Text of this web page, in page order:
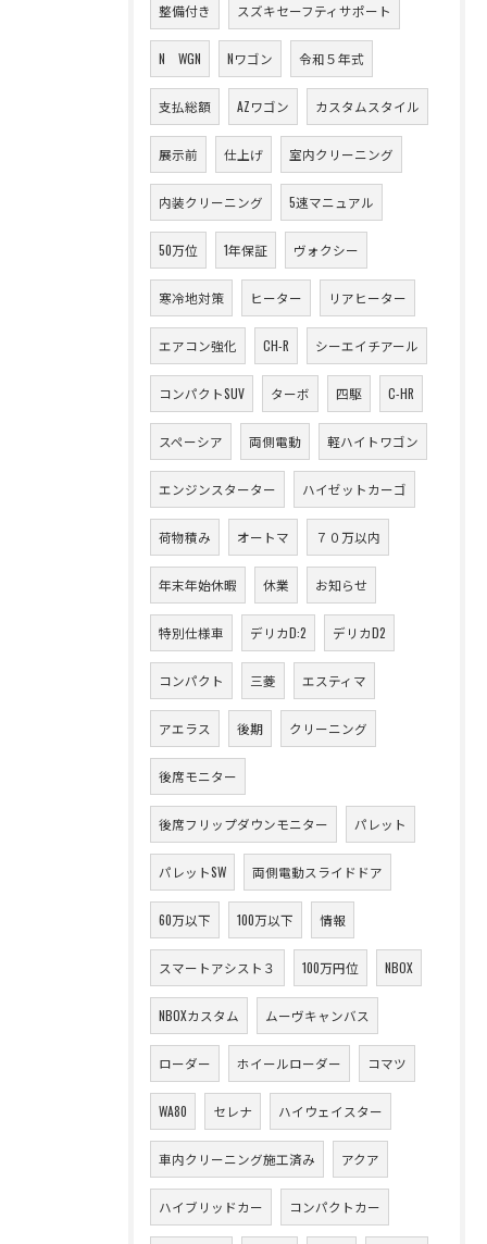
整備付き スズキセーフティサポート
N WGN Nワゴン 令和５年式
支払総額 AZワゴン カスタムスタイル
展示前 仕上げ 室内クリーニング
内装クリーニング 5速マニュアル
50万位 1年保証 ヴォクシー
寒冷地対策 ヒーター リアヒーター
エアコン強化 CH-R シーエイチアール
コンパクトSUV ターボ 四駆 C-HR
スペーシア 両側電動 軽ハイトワゴン
エンジンスターター ハイゼットカーゴ
荷物積み オートマ ７０万以内
年末年始休暇 休業 お知らせ
特別仕様車 デリカD:2 デリカD2
コンパクト 三菱 エスティマ
アエラス 後期 クリーニング
後席モニター
後席フリップダウンモニター パレット
パレットSW 両側電動スライドドア
60万以下 100万以下 情報
スマートアシスト３ 100万円位 NBOX
NBOXカスタム ムーヴキャンバス
ローダー ホイールローダー コマツ
WA80 セレナ ハイウェイスター
車内クリーニング施工済み アクア
ハイブリッドカー コンパクトカー